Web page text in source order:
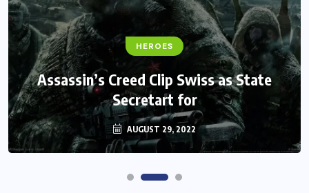
HEROES
Assassin’s Creed Clip Swiss as State
Secretart for
AUGUST 29, 2022
FANTASY
Monster Jam Titans success farms their
efforts
AUGUST 29, 2022